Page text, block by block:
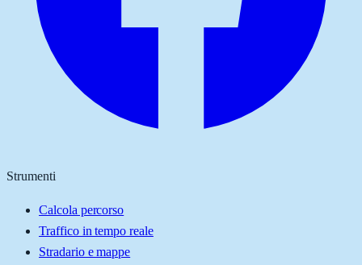
Strumenti
Calcola percorso
Traffico in tempo reale
Stradario e mappe